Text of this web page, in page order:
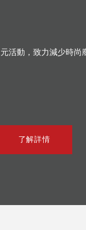
活動，致力減少時
了解詳情